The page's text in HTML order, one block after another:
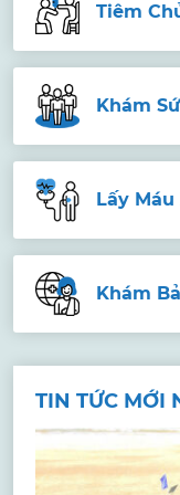
Tiêm
Khám
Lấy
Khám
TIN TỨC MỚI